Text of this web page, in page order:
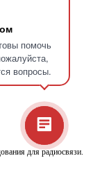
помочь
вопросы.
для радиосвязи.